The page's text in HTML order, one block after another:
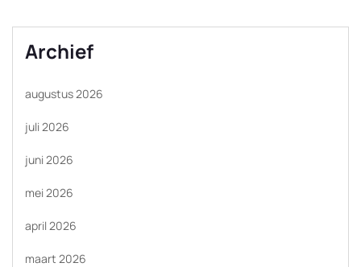
Archief
augustus 2026
juli 2026
juni 2026
mei 2026
april 2026
maart 2026